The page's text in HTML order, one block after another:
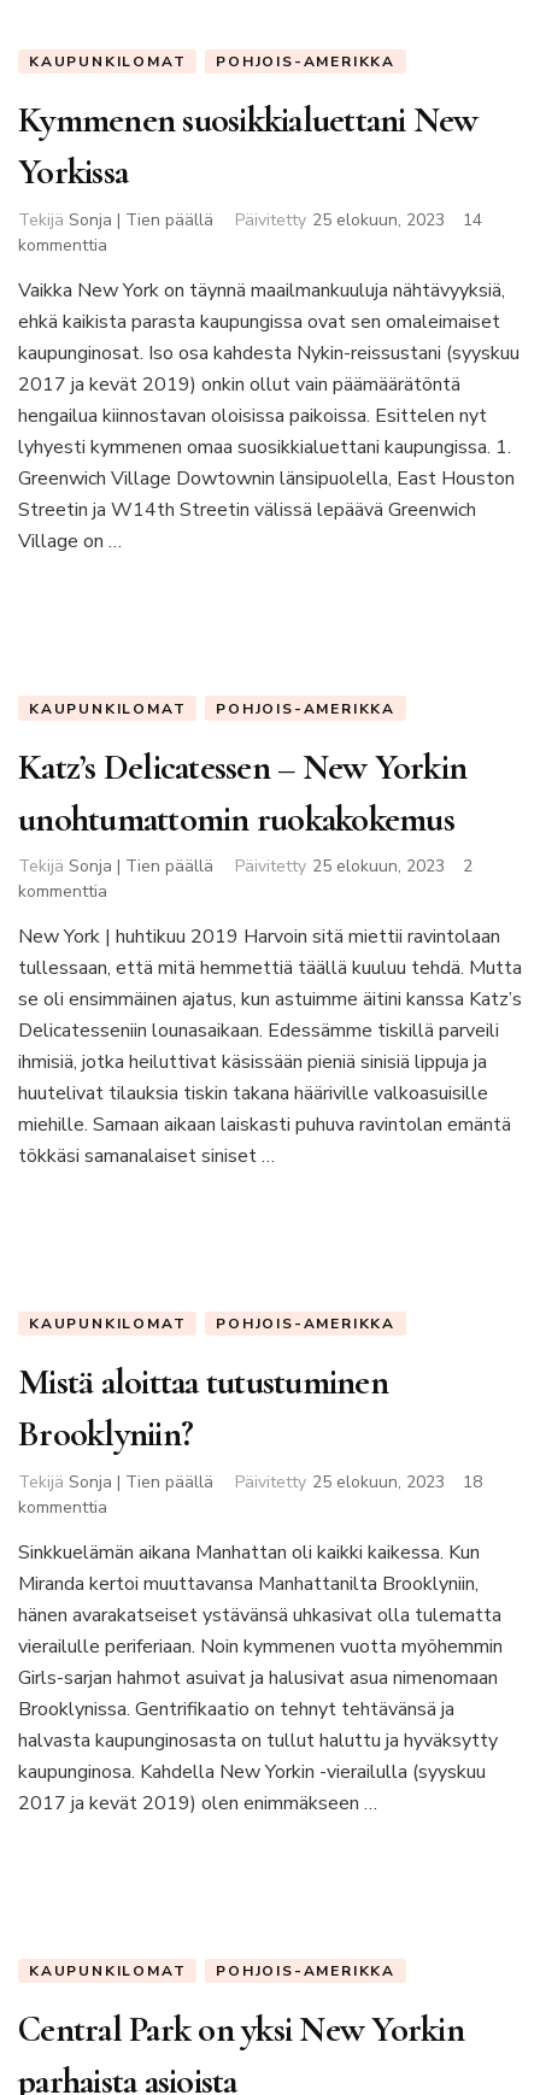
KAUPUNKILOMAT POHJOIS-AMERIKKA
Kymmenen suosikkialuettani New
Yorkissa
Tekijä Sonja | Tien päällä Päivitetty 25 elokuun, 2023
14
kommenttia
suosikkialuettani
New
Yorkissa
Vaikka New York on täynnä maailmankuuluja nähtävyyksiä,
ehkä kaikista parasta kaupungissa ovat sen omaleimaiset
kaupunginosat. Iso osa kahdesta Nykin-reissustani (syyskuu
2017 ja kevät 2019) onkin ollut vain päämäärätöntä
hengailua kiinnostavan oloisissa paikoissa. Esittelen nyt
lyhyesti kymmenen omaa suosikkialuettani kaupungissa. 1.
Greenwich Village Dowtownin länsipuolella, East Houston
Streetin ja W14th Streetin välissä lepäävä Greenwich
Village on …
KAUPUNKILOMAT POHJOIS-AMERIKKA
Katz’s Delicatessen – New Yorkin
unohtumattomin ruokakokemus
Tekijä Sonja | Tien päällä Päivitetty 25 elokuun, 2023
2
kommenttia
Delicatessen
New
unohtumattomin
ruokakokemus
New York | huhtikuu 2019 Harvoin sitä miettii ravintolaan
tullessaan, että mitä hemmettiä täällä kuuluu tehdä. Mutta
se oli ensimmäinen ajatus, kun astuimme äitini kanssa Katz’s
Delicatesseniin lounasaikaan. Edessämme tiskillä parveili
ihmisiä, jotka heiluttivat käsissään pieniä sinisiä lippuja ja
huutelivat tilauksia tiskin takana hääriville valkoasuisille
miehille. Samaan aikaan laiskasti puhuva ravintolan emäntä
tökkäsi samanalaiset siniset …
KAUPUNKILOMAT POHJOIS-AMERIKKA
Mistä aloittaa tutustuminen
Brooklyniin?
Tekijä Sonja | Tien päällä Päivitetty 25 elokuun, 2023
18
kommenttia
aloittaa
tutustuminen
Brooklyniin?
Sinkkuelämän aikana Manhattan oli kaikki kaikessa. Kun
Miranda kertoi muuttavansa Manhattanilta Brooklyniin,
hänen avarakatseiset ystävänsä uhkasivat olla tulematta
vierailulle periferiaan. Noin kymmenen vuotta myöhemmin
Girls-sarjan hahmot asuivat ja halusivat asua nimenomaan
Brooklynissa. Gentrifikaatio on tehnyt tehtävänsä ja
halvasta kaupunginosasta on tullut haluttu ja hyväksytty
kaupunginosa. Kahdella New Yorkin -vierailulla (syyskuu
2017 ja kevät 2019) olen enimmäkseen …
KAUPUNKILOMAT POHJOIS-AMERIKKA
Central Park on yksi New Yorkin
parhaista asioista